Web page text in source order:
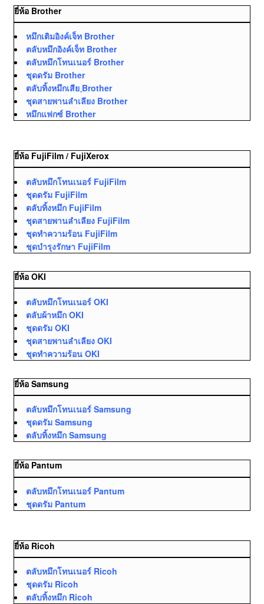
ยี่ห้อ Brother
หมึกเติมอิงค์เจ็ท Brother
ตลับหมึกอิงค์เจ็ท Brother
ตลับหมึกโทนเนอร์ Brother
ชุดดรัม Brother
ตลับทิ้งหมึกเสีย ฺBrother
ชุดสายพานลำเลียง Brother
หมึกแฟกซ์ Brother
ยี่ห้อ FujiFilm / FujiXerox
ตลับหมึกโทนเนอร์ FujiFilm
ชุดดรัม FujiFilm
ตลับทิ้งหมึก FujiFilm
ชุดสายพานลำเลียง FujiFilm
ชุดทำความร้อน FujiFilm
ชุดบำรุงรักษา FujiFilm
ยี่ห้อ OKI
ตลับหมึกโทนเนอร์ OKI
ตลับผ้าหมึก OKI
ชุดดรัม OKI
ชุดสายพานลำเลียง OKI
ชุดทำความร้อน OKI
ยี่ห้อ Samsung
ตลับหมึกโทนเนอร์ Samsung
ชุดดรัม Samsung
ตลับทิ้งหมึก Samsung
ยี่ห้อ Pantum
ตลับหมึกโทนเนอร์ Pantum
ชุดดรัม Pantum
ยี่ห้อ Ricoh
ตลับหมึกโทนเนอร์ Ricoh
ชุดดรัม Ricoh
ตลับทิ้งหมึก Ricoh